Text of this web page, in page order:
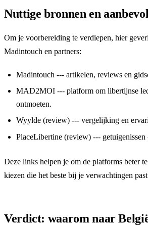
Nuttige bronnen en
Om je voorbereiding te verdiepen, hier
Madintouch en partners:
Madintouch --- artikelen, reviews en
MAD2MOI --- platform om libertijnse
ontmoeten.
Wyylde (review) --- vergelijking en
PlaceLibertine (review) --- getuigenissen
Deze links helpen je om de platforms beter
kiezen die het beste bij je verwachtingen
Verdict: waarom naar